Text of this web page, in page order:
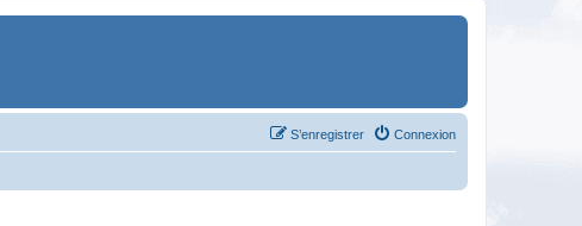
Connexion
S’enregistrer